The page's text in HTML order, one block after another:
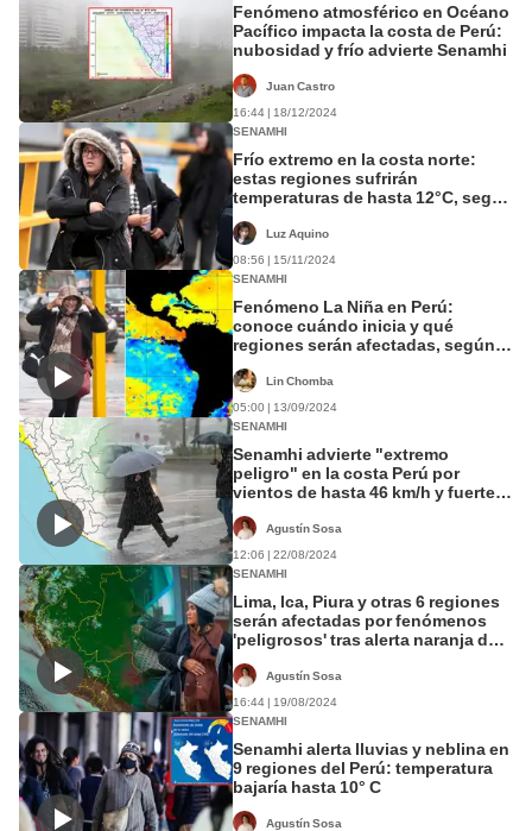
Fenómeno atmosférico en Océano
Pacífico impacta la costa de Perú:
nubosidad y frío advierte Senamhi
Juan Castro
16:44 | 18/12/2024
SENAMHI
Frío extremo en la costa norte:
estas regiones sufrirán
temperaturas de hasta 12°C, según
Luz Aquino
08:56 | 15/11/2024
SENAMHI
Fenómeno La Niña en Perú:
conoce cuándo inicia y qué
regiones serán afectadas, según
Lin Chomba
05:00 | 13/09/2024
SENAMHI
Senamhi advierte "extremo
peligro" en la costa Perú por
vientos de hasta 46 km/h y fuertes
Agustín Sosa
12:06 | 22/08/2024
SENAMHI
Lima, Ica, Piura y otras 6 regiones
serán afectadas por fenómenos
'peligrosos' tras alerta naranja de
Agustín Sosa
16:44 | 19/08/2024
SENAMHI
Senamhi alerta lluvias y neblina en
9 regiones del Perú: temperatura
bajaría hasta 10° C
Agustín Sosa